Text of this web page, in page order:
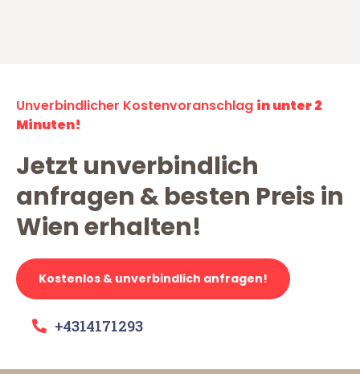
Unverbindlicher Kostenvoranschlag in unter 2
Minuten!
Jetzt unverbindlich
anfragen & besten Preis in
Wien erhalten!
Kostenlos & unverbindlich anfragen!
+4314171293